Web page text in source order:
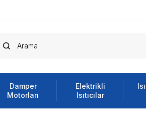
Damper
Motorları
Elektrikli
Isıtıcılar